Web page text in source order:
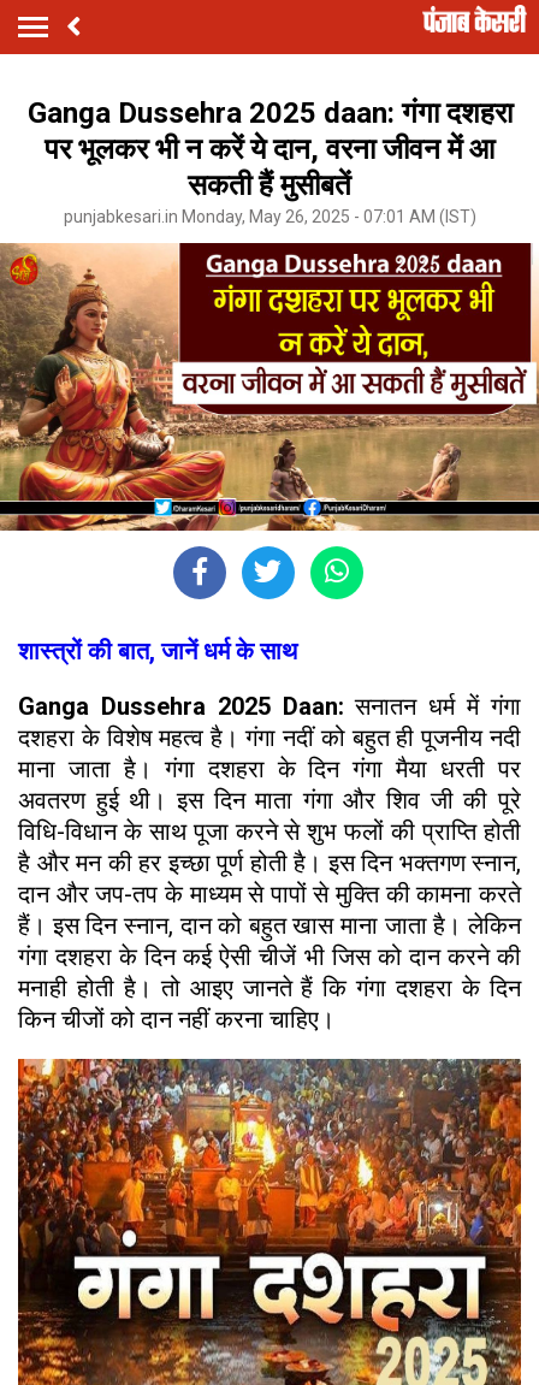
Ganga Dussehra 2025 daan: गंगा दशहरा
पर भूलकर भी न करें ये दान, वरना जीवन में आ
सकती हैं मुसीबतें
punjabkesari.in Monday, May 26, 2025 - 07:01 AM (IST)
शास्त्रों की बात, जानें धर्म के साथ
Ganga Dussehra 2025 Daan:सनातन धर्म में गंगा
दशहरा के विशेष महत्व है। गंगा नदीं को बहुत ही पूजनीय नदी
माना जाता है। गंगा दशहरा के दिन गंगा मैया धरती पर
अवतरण हुई थी। इस दिन माता गंगा और शिव जी की पूरे
विधि-विधान के साथ पूजा करने से शुभ फलों की प्राप्ति होती
है और मन की हर इच्छा पूर्ण होती है। इस दिन भक्तगण स्नान,
दान और जप-तप के माध्यम से पापों से मुक्ति की कामना करते
हैं। इस दिन स्नान, दान को बहुत खास माना जाता है। लेकिन
गंगा दशहरा के दिन कई ऐसी चीजें भी जिस को दान करने की
मनाही होती है। तो आइए जानते हैं कि गंगा दशहरा के दिन
किन चीजों को दान नहीं करना चाहिए।